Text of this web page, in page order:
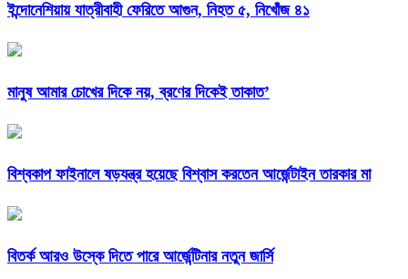
ইন্দোনেশিয়ায় যাত্রীবাহী ফেরিতে আগুন, নিহত ৫, নিখোঁজ ৪১
মানুষ আমার চোখের দিকে নয়, ব্রণের দিকেই তাকাত’
বিশ্বকাপ ফাইনালে ষড়যন্ত্র হয়েছে বিশ্বাস করতেন আর্জেন্টাইন তারকার মা
বিতর্ক আরও উস্কে দিতে পারে আর্জেন্টিনার নতুন জার্সি